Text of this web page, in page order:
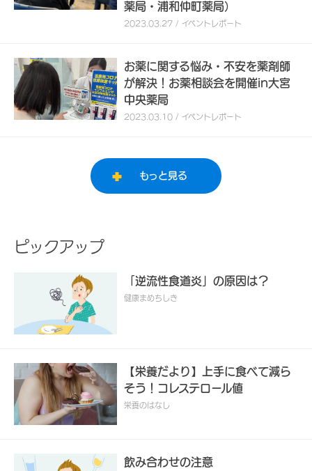
薬局・浦和仲町薬局）
2023.03.27 / イベントレポート
お薬に関する悩み・不安を薬剤師
が解決！お薬相談会を開催in大宮
中央薬局
2023.03.10 / イベントレポート
もっと見る
ピックアップ
「逆流性食道炎」の原因は？
健康まめちしき
【栄養だより】上手に食べて減ら
そう！コレステロール値
栄養のはなし
飲み合わせの注意